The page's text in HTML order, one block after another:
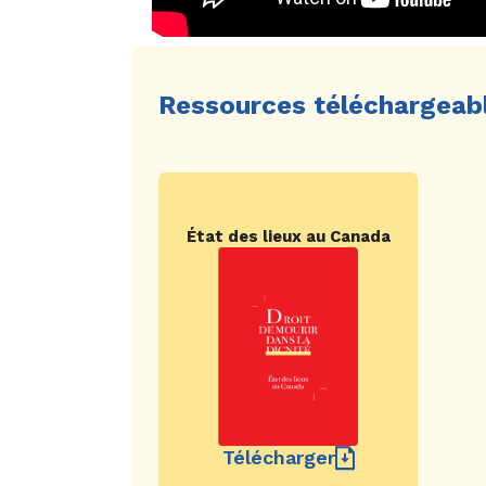
Ressources
État des lieux au Canada
Télécharger